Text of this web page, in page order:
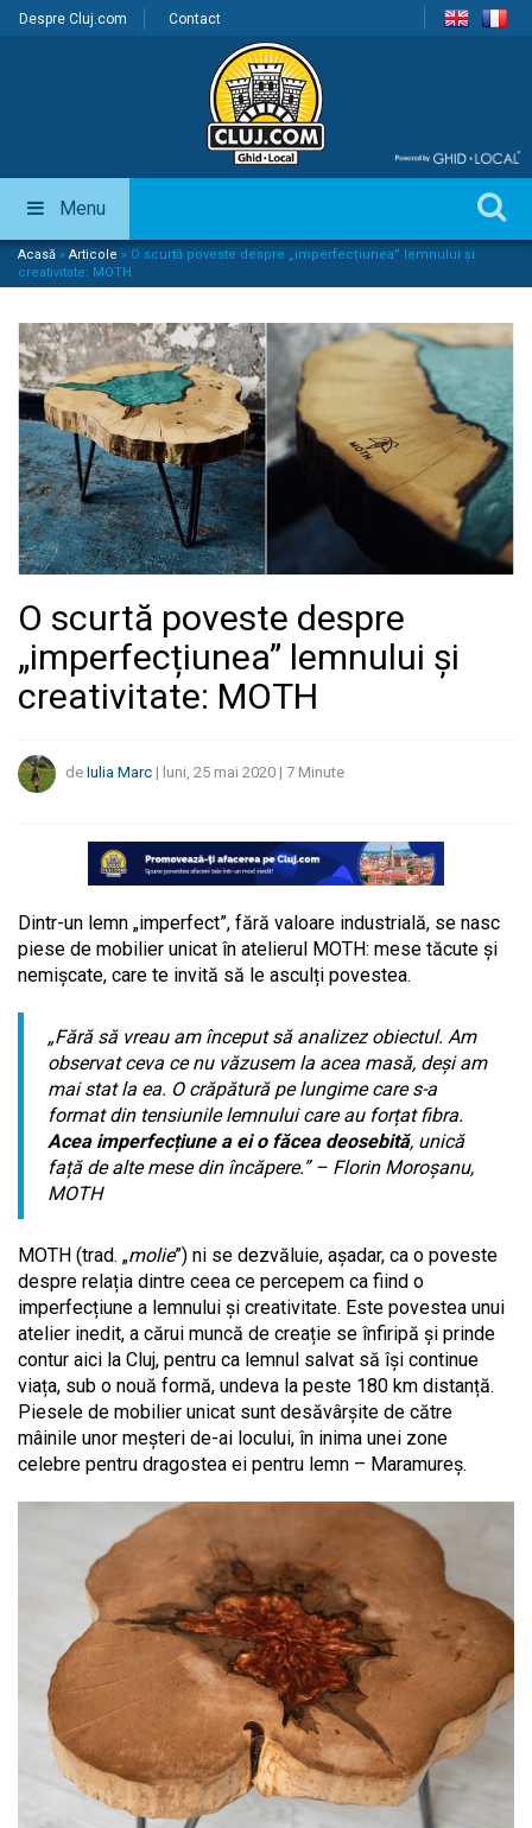
Despre Cluj.com Contact
Menu
Acasă » Articole » O scurtă poveste despre „imperfecțiunea” lemnului și
creativitate: MOTH
O scurtă poveste despre
„imperfecțiunea” lemnului și
creativitate: MOTH
de Iulia Marc | luni, 25 mai 2020 | 7 Minute
Dintr-un lemn „imperfect”, fără valoare industrială, se nasc
piese de mobilier unicat în atelierul MOTH: mese tăcute și
nemișcate, care te invită să le asculți povestea.
„Fără să vreau am început să analizez obiectul. Am
observat ceva ce nu văzusem la acea masă, deși am
mai stat la ea. O crăpătură pe lungime care s-a
format din tensiunile lemnului care au forțat fibra.
Acea imperfecțiune a ei o făcea deosebită, unică
față de alte mese din încăpere.” – Florin Moroșanu,
MOTH
MOTH (trad. „molie”) ni se dezvăluie, așadar, ca o poveste
despre relația dintre ceea ce percepem ca fiind o
imperfecțiune a lemnului și creativitate. Este povestea unui
atelier inedit, a cărui muncă de creație se înfiripă și prinde
contur aici la Cluj, pentru ca lemnul salvat să își continue
viața, sub o nouă formă, undeva la peste 180 km distanță.
Piesele de mobilier unicat sunt desăvârșite de către
mâinile unor meșteri de-ai locului, în inima unei zone
celebre pentru dragostea ei pentru lemn – Maramureș.